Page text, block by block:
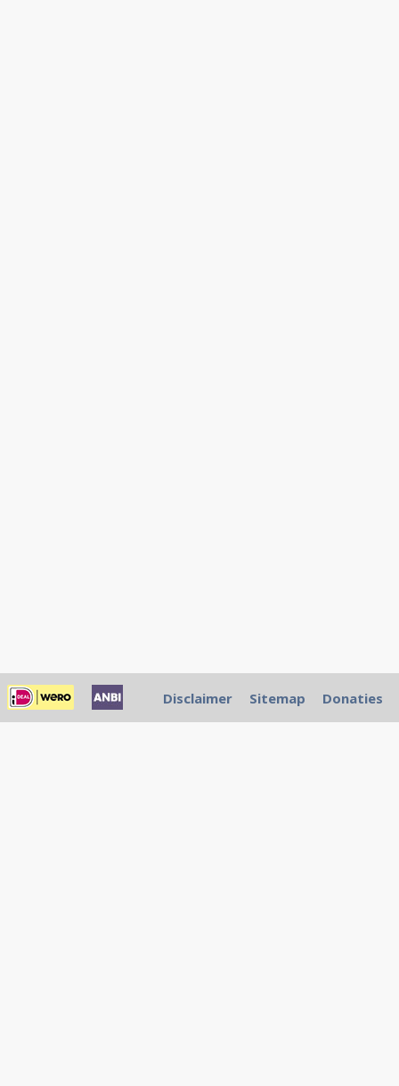
Disclaimer Sitemap Donaties